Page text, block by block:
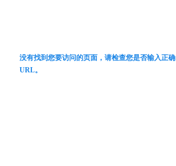
没有找到您要访问的页面，请检查您是否输入正确
URL。